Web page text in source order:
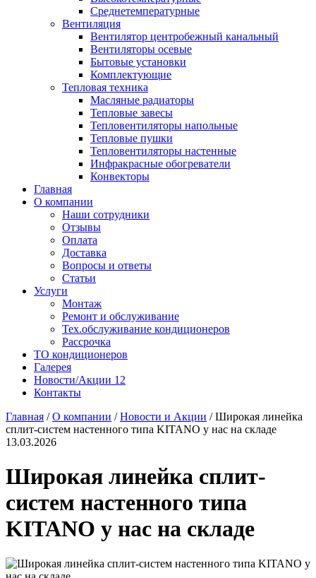
Среднетемпературные
Вентиляция
Вентилятор центробежный канальный
Вентиляторы осевые
Бытовые установки
Комплектующие
Тепловая техника
Масляные радиаторы
Тепловые завесы
Тепловентиляторы напольные
Тепловые пушки
Тепловентиляторы настенные
Инфракрасные обогреватели
Конвекторы
Главная
О компании
Наши сотрудники
Отзывы
Оплата
Доставка
Вопросы и ответы
Статьи
Услуги
Монтаж
Ремонт и обслуживание
Тех.обслуживание кондиционеров
Рассрочка
ТО кондиционеров
Галерея
Новости/Акции 12
Контакты
Главная /О компании /Новости и Акции /Широкая линейка
сплит-систем настенного типа KITANO у нас на складе
13.03.2026
Широкая линейка сплит-
систем настенного типа
KITANO у нас на складе